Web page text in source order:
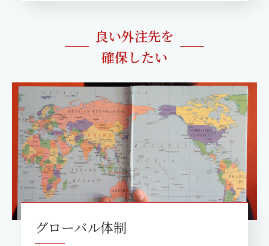
良い外注先を
確保したい
グローバル体制